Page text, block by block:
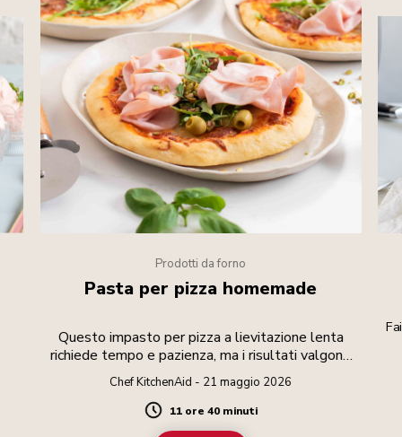
Prodotti da forno
Pasta per pizza homemade
Questo impasto per pizza a lievitazione lenta
richiede tempo e pazienza, ma i risultati valgono
lo sforzo.
Chef KitchenAid - 21 maggio 2026
Duration
11 ore 40 minuti